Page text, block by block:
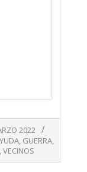
2022
, GUERRA,
VECINOS